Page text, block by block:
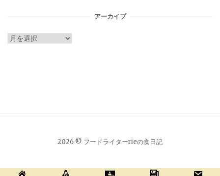
アーカイブ
ア
2026 © フードライターrieの食日記